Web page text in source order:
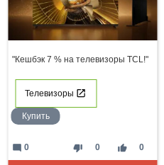
"Кешбэк 7 % на телевизоры TCL!"
Телевизоры
Купить
thumb_down 0 thumb_up 0
mode_comment 0